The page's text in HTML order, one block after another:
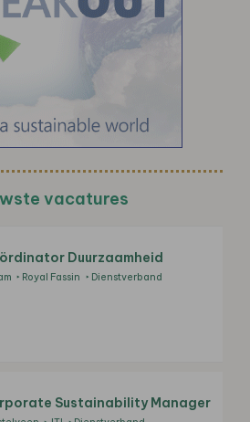
vacatures
Duurzaamheid
Royal Fassin Dienstverband
Sustainability Manager